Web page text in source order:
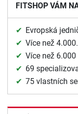
FITSHOP VÁM
Evropská
Více než
Více než
69
75 vlastních